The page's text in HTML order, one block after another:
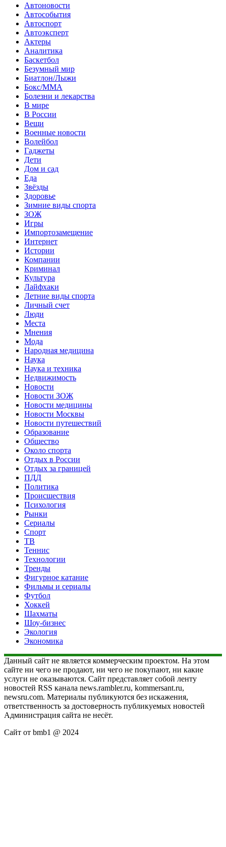
Автоновости
Автособытия
Автоспорт
Автоэксперт
Актеры
Аналитика
Баскетбол
Безумный мир
Биатлон/Лыжи
Бокс/MMA
Болезни и лекарства
В мире
В России
Вещи
Военные новости
Волейбол
Гаджеты
Дети
Дом и сад
Еда
Звёзды
Здоровье
Зимние виды спорта
ЗОЖ
Игры
Импортозамещение
Интернет
Истории
Компании
Криминал
Культура
Лайфхаки
Летние виды спорта
Личный счет
Люди
Места
Мнения
Мода
Народная медицина
Наука
Наука и техника
Недвижимость
Новости
Новости ЗОЖ
Новости медицины
Новости Москвы
Новости путешествий
Образование
Общество
Около спорта
Отдых в России
Отдых за границей
ПДД
Политика
Происшествия
Психология
Рынки
Сериалы
Спорт
ТВ
Теннис
Технологии
Тренды
Фигурное катание
Фильмы и сериалы
Футбол
Хоккей
Шахматы
Шоу-бизнес
Экология
Экономика
Данный сайт не является коммерческим проектом. На этом
сайте ни чего не продают, ни чего не покупают, ни какие
услуги не оказываются. Сайт представляет собой ленту
новостей RSS канала news.rambler.ru, kommersant.ru,
newsru.com. Материалы публикуются без искажения,
ответственность за достоверность публикуемых новостей
Администрация сайта не несёт.
Сайт от bmb1 @ 2024